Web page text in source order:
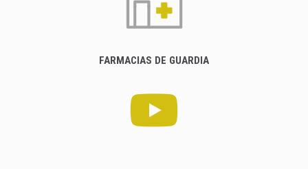
FARMACIAS DE GUARDIA